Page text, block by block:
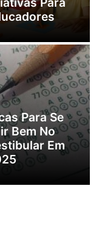
Para Se
Bem No
Em